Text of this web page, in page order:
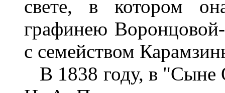
свете, в котором
графинею
с семейством
В 1838 году, в "Сыне